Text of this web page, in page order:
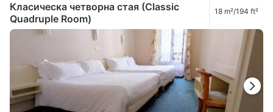
Класическа четворна стая (Classic
Quadruple Room)
18 m²/194 ft²